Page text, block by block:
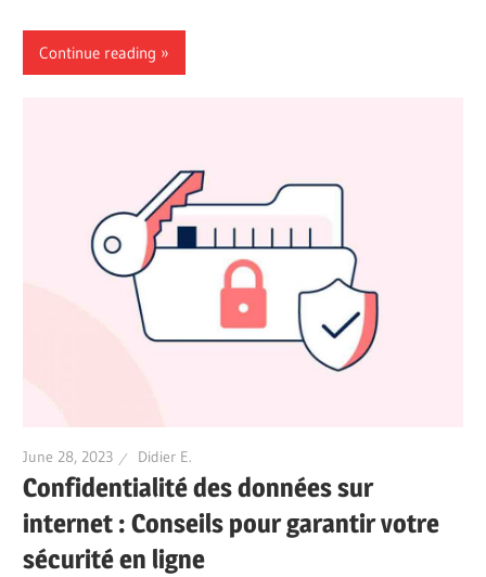
Continue reading
June 28, 2023 Didier E.
Confidentialité des données sur
internet : Conseils pour garantir votre
sécurité en ligne